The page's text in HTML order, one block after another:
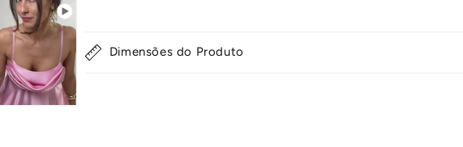
Dimensões do Produto